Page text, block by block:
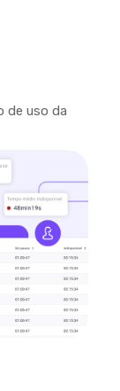
de uso da